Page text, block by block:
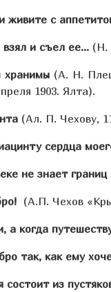
живите с
и съел ее... (Н.
хранимы (А. Н.
1903.
(Ал. П. Чехову,
сердца
не знает
(А.П. Чехов
а когда
так, как ему
состоит из